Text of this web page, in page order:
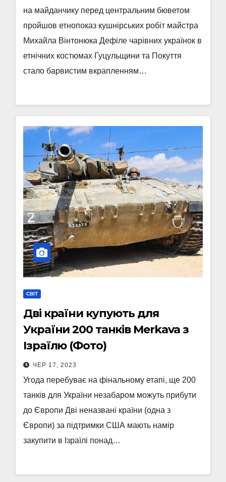
на майданчику перед центральним бюветом
пройшов етнопоказ кушнірських робіт майстра
Михайла Вінтонюка Дефіле чарівних українок в
етнічних костюмах Гуцульщини та Покуття
стало барвистим вкрапленням…
СВІТ
Дві країни купують для
України 200 танків Merkava з
Ізраїлю (Фото)
ЧЕР 17, 2023
Угода перебуває на фінальному етапі, ще 200
танків для України незабаром можуть прибути
до Європи Дві неназвані країни (одна з
Європи) за підтримки США мають намір
закупити в Ізраїлі понад…